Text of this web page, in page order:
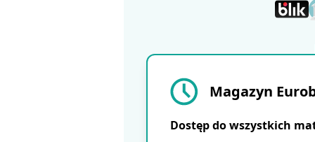
Magazyn
Dostęp do wszystkich